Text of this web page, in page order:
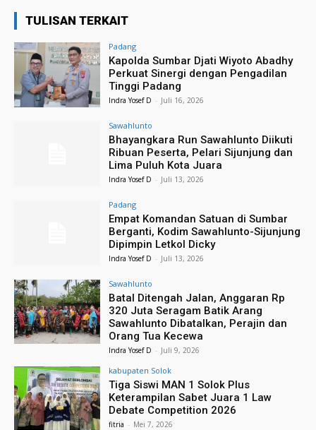
TULISAN TERKAIT
Padang
Kapolda Sumbar Djati Wiyoto Abadhy
Perkuat Sinergi dengan Pengadilan
Tinggi Padang
Indra Yosef D - Juli 16, 2026
Sawahlunto
Bhayangkara Run Sawahlunto Diikuti
Ribuan Peserta, Pelari Sijunjung dan
Lima Puluh Kota Juara
Indra Yosef D - Juli 13, 2026
Padang
Empat Komandan Satuan di Sumbar
Berganti, Kodim Sawahlunto-Sijunjung
Dipimpin Letkol Dicky
Indra Yosef D - Juli 13, 2026
Sawahlunto
Batal Ditengah Jalan, Anggaran Rp
320 Juta Seragam Batik Arang
Sawahlunto Dibatalkan, Perajin dan
Orang Tua Kecewa
Indra Yosef D - Juli 9, 2026
kabupaten Solok
Tiga Siswi MAN 1 Solok Plus
Keterampilan Sabet Juara 1 Law
Debate Competition 2026
fitria - Mei 7, 2026